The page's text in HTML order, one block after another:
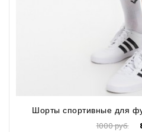
Шорты спортивные для
1000 руб.